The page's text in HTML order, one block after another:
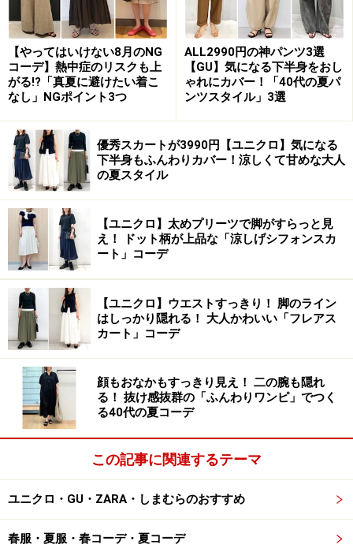
【やってはいけない8月のNG
コーデ】熱中症のリスクも上
がる!?「真夏に避けたい着こ
なし」NGポイント3つ
ALL2990円の神パンツ3選
【GU】気になる下半身をおし
ゃれにカバー！「40代の夏パ
ンツスタイル」3選
優秀スカートが3990円【ユニクロ】気になる
下半身もふんわりカバー！涼しくて甘めな大人
の夏スタイル
【ユニクロ】太めプリーツで脚がすらっと見
え！ ドット柄が上品な「涼しげシフォンスカ
ート」コーデ
【ユニクロ】ウエストすっきり！ 脚のライン
はしっかり隠れる！ 大人かわいい「フレアス
カート」コーデ
顔もおなかもすっきり見え！ 二の腕も隠れ
る！ 抜け感抜群の「ふんわりワンピ」でつく
る40代の夏コーデ
この記事に関連するテーマ
ユニクロ・GU・ZARA・しまむらのおすすめ
春服・夏服・春コーデ・夏コーデ